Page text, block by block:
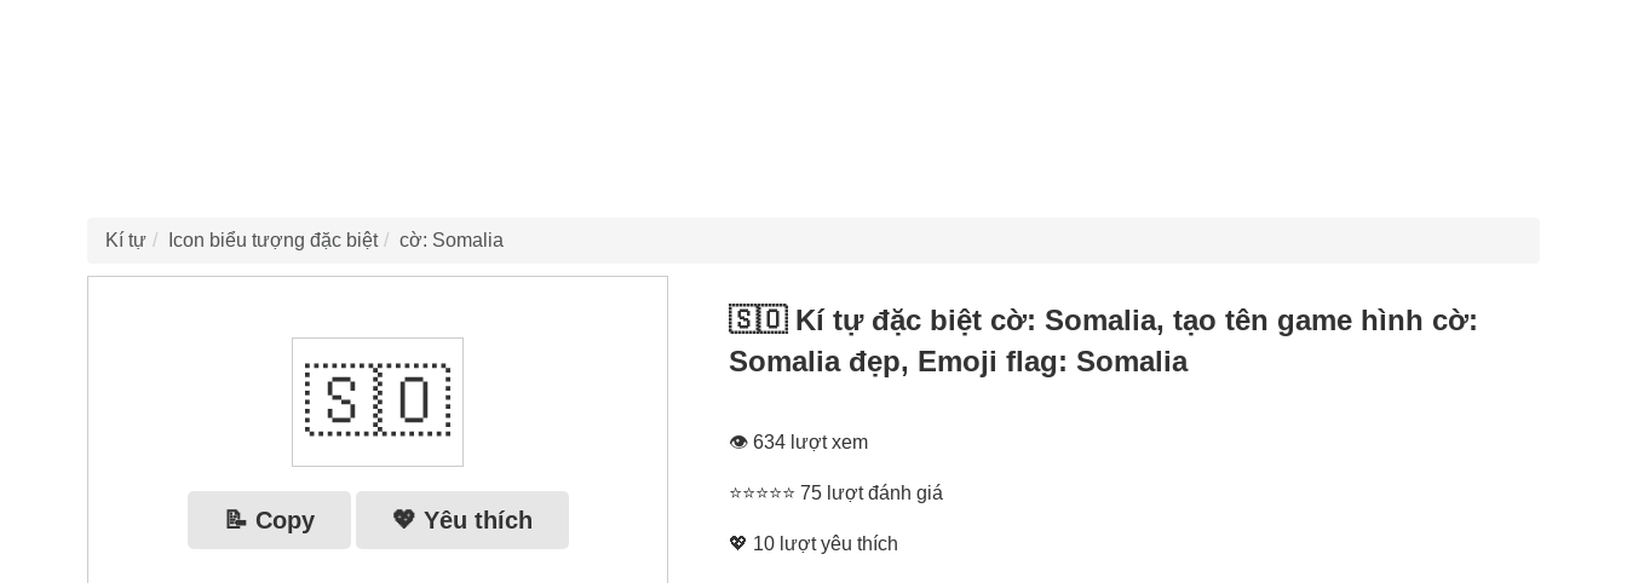
Kí tự Icon biểu tượng đặc biệt cờ: Somalia
🇸🇴
📝 Copy 💖 Yêu thích
🇸🇴 Kí tự đặc biệt cờ: Somalia, tạo tên game hình cờ:
Somalia đẹp, Emoji flag: Somalia
👁 634 lượt xem
⭐⭐⭐⭐⭐ 75 lượt đánh giá
💖 10 lượt yêu thích